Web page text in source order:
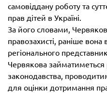
самовіддану роботу та
прав дітей в Україні.
За його словами,
правозахисті, раніше вона
регіонального
Червякова
законодавства,
для оцінки дотримання